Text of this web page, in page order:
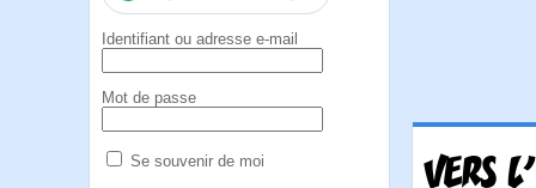
Identifiant ou adresse e-mail
Mot de passe
Se souvenir de moi VERS